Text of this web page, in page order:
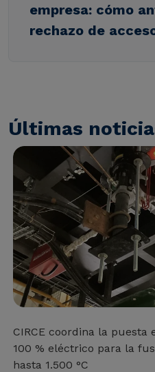
empresa: cómo
rechazo de
Últimas
CIRCE coordina la
100 % eléctrico para la
hasta 1.500 °C